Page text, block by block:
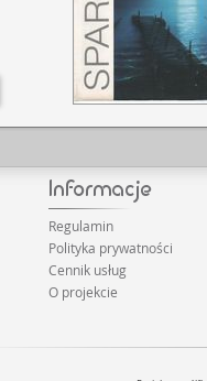
Regulamin
Polityka prywatności
Cennik usług
O projekcie